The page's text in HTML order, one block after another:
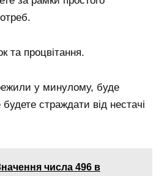
та процвітання.
у минулому, буде
страждати від нестачі
числа 496 в